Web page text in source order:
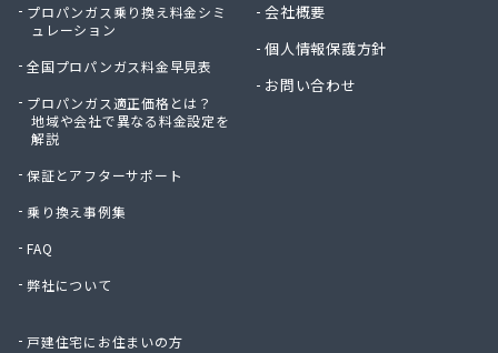
プロパンガス乗り換え料金シミ
ュレーション
全国プロパンガス料金早見表
プロパンガス適正価格とは？
地域や会社で異なる料金設定を
解説
保証とアフターサポート
乗り換え事例集
FAQ
弊社について
戸建住宅にお住まいの方
会社概要
個人情報保護方針
お問い合わせ